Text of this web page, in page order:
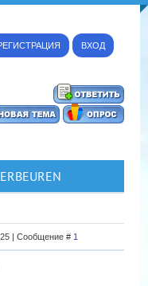
ВХОД
| Сообщение # 1